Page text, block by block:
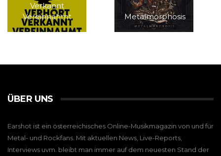
Verkannt
Vereinnahmt
–
Metalmorphosis
ÜBER UNS
Earshot ist ein österreichisches Online-Musikmagazin von und für
Metal- und Rockfans. Mit aktuellen News, Live-Reports,
Interviews uvm. bleibt man immer auf dem neuesten Stand der